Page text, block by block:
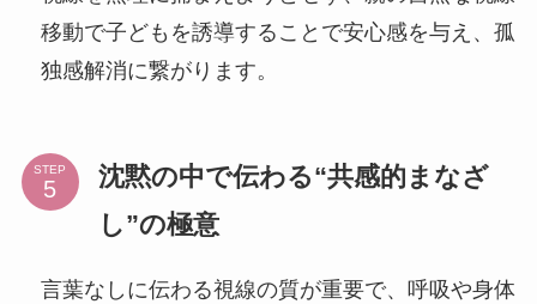
移動で子どもを誘導することで安心感を与え、孤
独感解消に繋がります。
STEP
沈黙の中で伝わる“共感的まなざ
し”の極意
言葉なしに伝わる視線の質が重要で、呼吸や身体